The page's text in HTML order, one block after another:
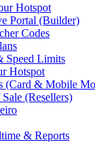
Hotspot
Portal (Builder)
Codes
Speed Limits
Hotspot
(Card & Mobile
(Resellers)
& Reports